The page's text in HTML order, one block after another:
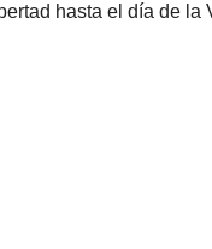
hasta el día de la